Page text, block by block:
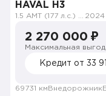
HAVAL H3
2024
2 270 000 ₽
Максимальная
Кредит от 33
69731 км Внедорожник